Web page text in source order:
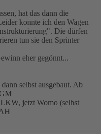
hat das dann die
konnte ich den Wagen
Die dürfen
tun sie den Sprinter
eher gegönnt...
selbst ausgebaut. Ab
jetzt Womo (selbst